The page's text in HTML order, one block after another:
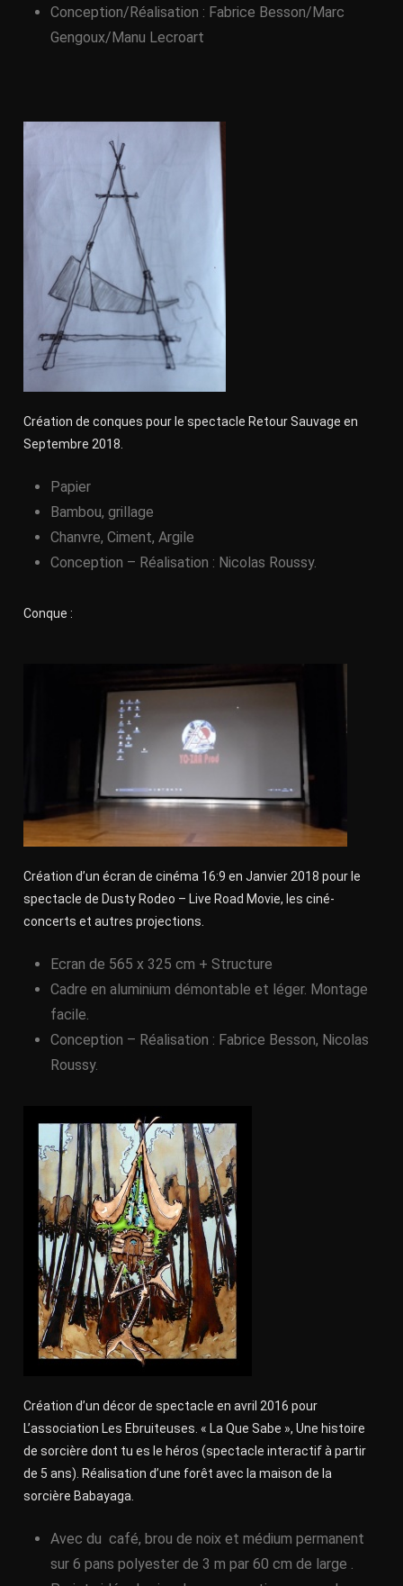
Conception/Réalisation : Fabrice Besson/Marc
Gengoux/Manu Lecroart
Création de conques pour le spectacle Retour Sauvage en
Septembre 2018.
Papier
Bambou, grillage
Chanvre, Ciment, Argile
Conception – Réalisation : Nicolas Roussy.
Conque :
Création d’un écran de cinéma 16:9 en Janvier 2018 pour le
spectacle de Dusty Rodeo – Live Road Movie, les ciné-
concerts et autres projections.
Ecran de 565 x 325 cm + Structure
Cadre en aluminium démontable et léger. Montage
facile.
Conception – Réalisation : Fabrice Besson, Nicolas
Roussy.
Création d’un décor de spectacle en avril 2016 pour
L’association Les Ebruiteuses. « La Que Sabe », Une histoire
de sorcière dont tu es le héros (spectacle interactif à partir
de 5 ans). Réalisation d’une forêt avec la maison de la
sorcière Babayaga.
Avec du café, brou de noix et médium permanent
sur 6 pans polyester de 3 m par 60 cm de large .